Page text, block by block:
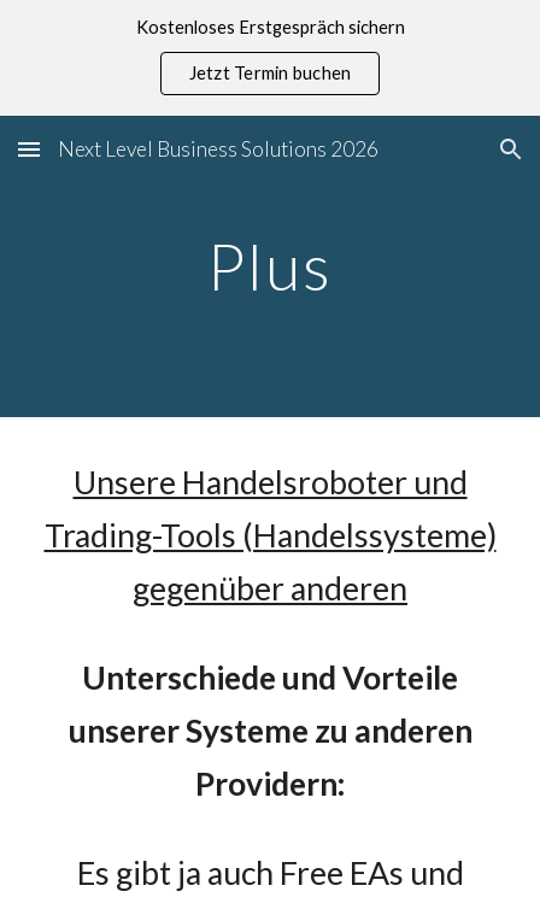
Kostenloses Erstgespräch sichern
Jetzt Termin buchen
Next Level Business Solutions 2026
Plus
Unsere Handelsroboter und
Trading-Tools (Handelssysteme)
gegenüber anderen
Unterschiede und Vorteile
unserer Systeme zu anderen
Providern:
Es gibt ja auch Free EAs und